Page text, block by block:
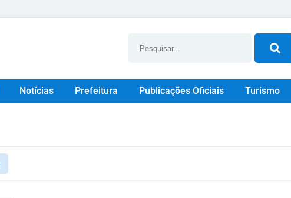
Notícias Prefeitura Publicações Oficiais Turismo